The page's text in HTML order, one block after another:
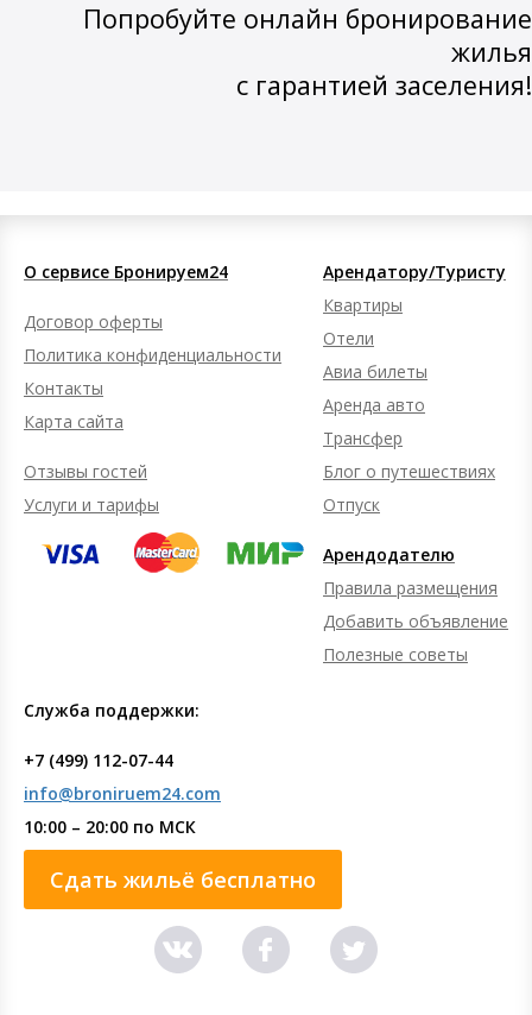
Попробуйте онлайн бронирование
жилья
с гарантией заселения!
О сервисе Бронируем24
Договор оферты
Политика конфиденциальности
Контакты
Карта сайта
Отзывы гостей
Услуги и тарифы
Арендатору/Туристу
Квартиры
Отели
Авиа билеты
Аренда авто
Трансфер
Блог о путешествиях
Отпуск
Арендодателю
Правила размещения
Добавить объявление
Полезные советы
Служба поддержки:
+7 (499) 112-07-44
info@broniruem24.com
10:00 – 20:00 по МСК
Сдать жильё бесплатно